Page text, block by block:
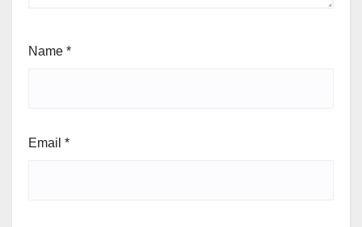
Name *
Email *